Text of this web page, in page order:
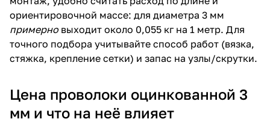
ориентировочной массе: для диаметра 3 мм
примерновыходит около 0,055 кг на 1 метр. Для
точного подбора учитывайте способ работ (вязка,
стяжка, крепление сетки) и запас на узлы/скрутки.
Цена проволоки оцинкованной 3
мм и что на неё влияет